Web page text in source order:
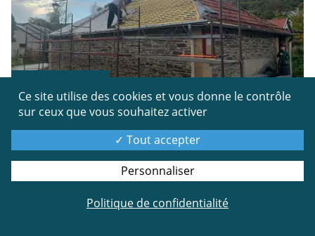
Suite à la pose de son éclairage nocturne et de son
nouveau bac, la fontaine continue sa mise en valeur
par sa rénovation de toiture qui est actuellement en
cours suivant les directives de l’Architecte des
Bâtiments de France.
Les vieilles tuiles ont été retirées et ensuite remplacées
Ce site utilise des cookies et vous donne le contrôle
sur ceux que vous souhaitez activer
Tout accepter
Personnaliser
Politique de confidentialité